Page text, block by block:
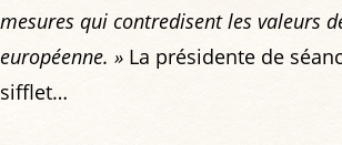
mesures qui contredisent les valeurs
européenne. » La présidente de
sifflet…